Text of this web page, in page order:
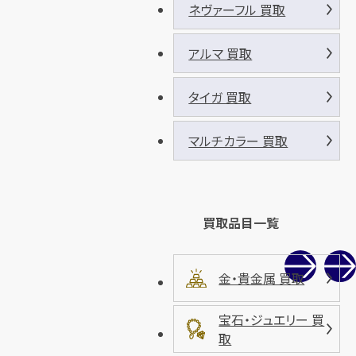
ネヴァーフル 買取
アルマ 買取
タイガ 買取
マルチカラー 買取
買取品目一覧
金・貴金属 買取
宝石・ジュエリー 買
取